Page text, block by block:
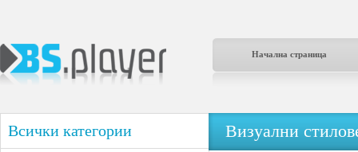
Начална страница
Всички категории Визуални